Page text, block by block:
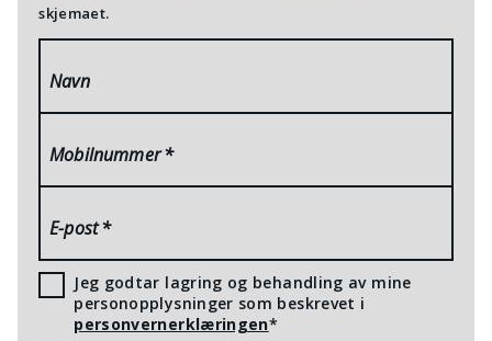
skjemaet.
Navn
Mobilnummer*
E-post*
Jeg godtar lagring og behandling av mine
personopplysninger som beskrevet i
personvernerklæringen*